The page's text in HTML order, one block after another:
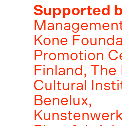
Supported
Kone
Promotion
Finland, The
Cultural
Benelux,